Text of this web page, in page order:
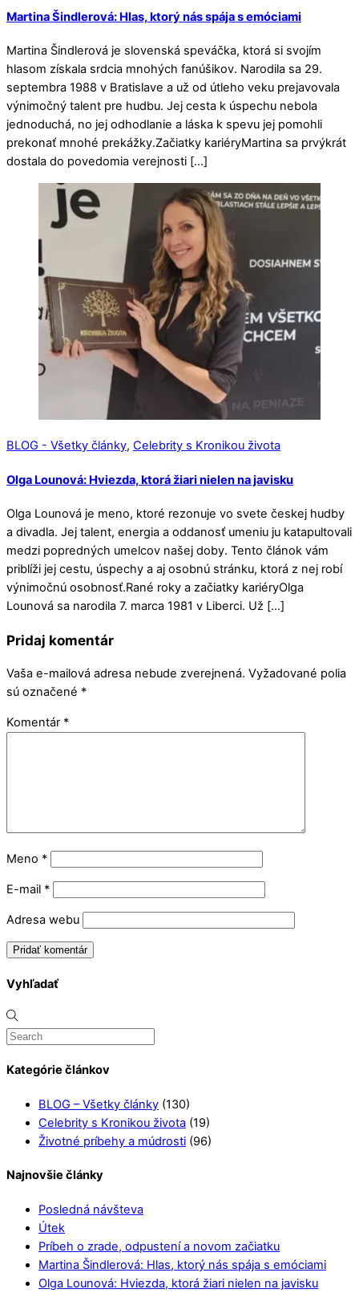
Martina Šindlerová: Hlas, ktorý nás spája s emóciami
Martina Šindlerová je slovenská speváčka, ktorá si svojím
hlasom získala srdcia mnohých fanúšikov. Narodila sa 29.
septembra 1988 v Bratislave a už od útleho veku prejavovala
výnimočný talent pre hudbu. Jej cesta k úspechu nebola
jednoduchá, no jej odhodlanie a láska k spevu jej pomohli
prekonať mnohé prekážky.Začiatky kariéryMartina sa prvýkrát
dostala do povedomia verejnosti […]
BLOG - Všetky články, Celebrity s Kronikou života
Olga Lounová: Hviezda, ktorá žiari nielen na javisku
Olga Lounová je meno, ktoré rezonuje vo svete českej hudby
a divadla. Jej talent, energia a oddanosť umeniu ju katapultovali
medzi popredných umelcov našej doby. Tento článok vám
priblíži jej cestu, úspechy a aj osobnú stránku, ktorá z nej robí
výnimočnú osobnosť.Rané roky a začiatky kariéryOlga
Lounová sa narodila 7. marca 1981 v Liberci. Už […]
Pridaj komentár
Vaša e-mailová adresa nebude zverejnená. Vyžadované polia
sú označené *
Komentár *
Meno *
E-mail *
Adresa webu
Vyhľadať
Kategórie článkov
BLOG – Všetky články (130)
Celebrity s Kronikou života (19)
Životné príbehy a múdrosti (96)
Najnovšie články
Posledná návšteva
Útek
Príbeh o zrade, odpustení a novom začiatku
Martina Šindlerová: Hlas, ktorý nás spája s emóciami
Olga Lounová: Hviezda, ktorá žiari nielen na javisku